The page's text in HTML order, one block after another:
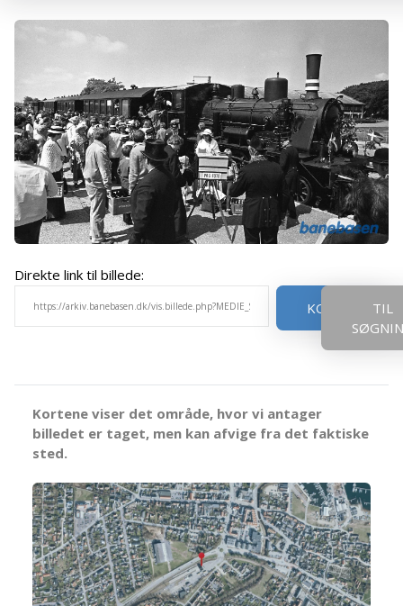
Direkte link til billede:
KOPIER
TIL
Kortene viser det område, hvor vi antager
billedet er taget, men kan afvige fra det faktiske
sted.